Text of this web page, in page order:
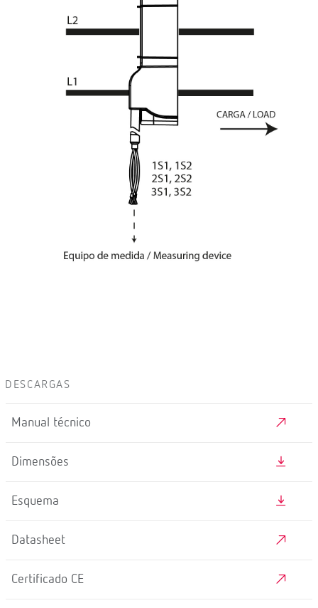
DESCARGAS
Manual técnico
Dimensões
Esquema
Datasheet
Certificado CE